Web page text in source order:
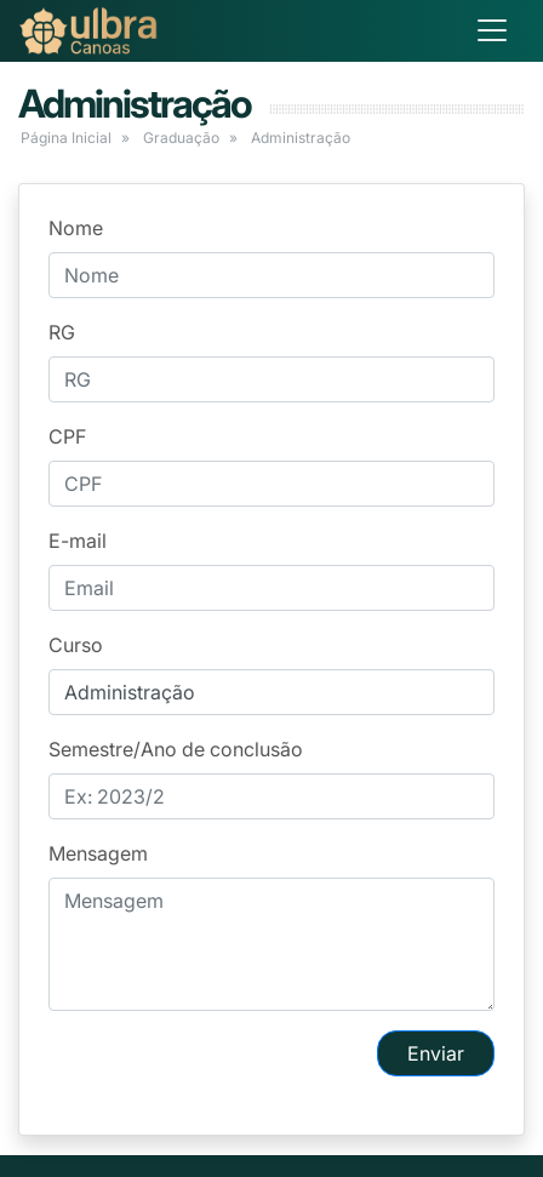
Administração
Página Inicial Graduação Administração
Nome
RG
CPF
E-mail
Curso
Semestre/Ano de conclusão
Mensagem
Enviar